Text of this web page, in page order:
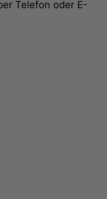
Telefon oder E-